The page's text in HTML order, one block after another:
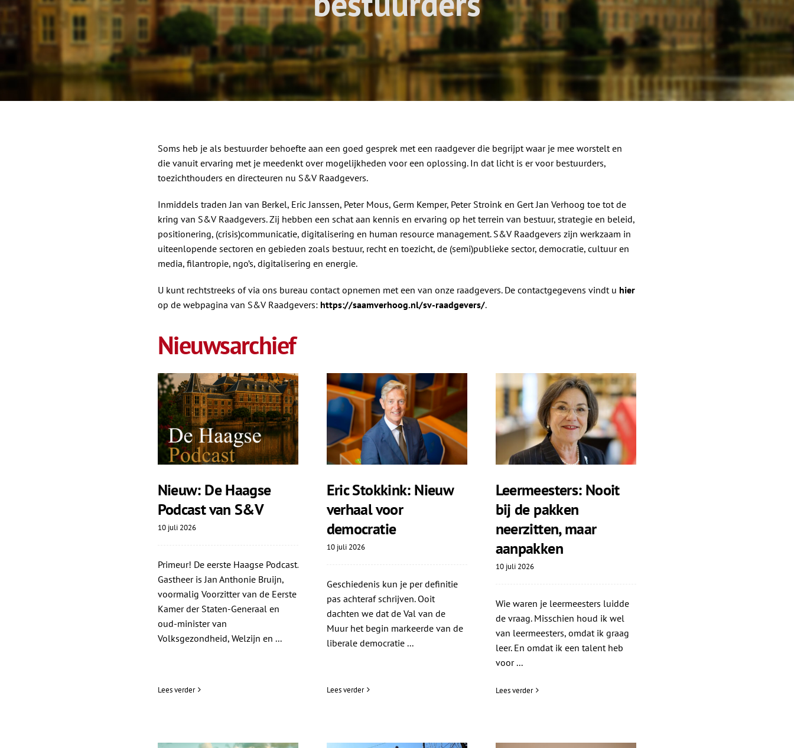
Soms heb je als bestuurder behoefte aan een goed gesprek met een raadgever die begrijpt waar je mee worstelt en
die vanuit ervaring met je meedenkt over mogelijkheden voor een oplossing. In dat licht is er voor bestuurders,
toezichthouders en directeuren nu S&V Raadgevers.
Inmiddels traden Jan van Berkel, Eric Janssen, Peter Mous, Germ Kemper, Peter Stroink en Gert Jan Verhoog toe tot de
kring van S&V Raadgevers. Zij hebben een schat aan kennis en ervaring op het terrein van bestuur, strategie en beleid,
positionering, (crisis)communicatie, digitalisering en human resource management. S&V Raadgevers zijn werkzaam in
uiteenlopende sectoren en gebieden zoals bestuur, recht en toezicht, de (semi)publieke sector, democratie, cultuur en
media, filantropie, ngo’s, digitalisering en energie.
U kunt rechtstreeks of via ons bureau contact opnemen met een van onze raadgevers. De contactgegevens vindt u hier
op de webpagina van S&V Raadgevers: https://saamverhoog.nl/sv-raadgevers/.
Nieuwsarchief
Nieuw: De Haagse
Podcast van S&V
10 juli 2026
Primeur! De eerste Haagse Podcast.
Gastheer is Jan Anthonie Bruijn,
voormalig Voorzitter van de Eerste
Kamer der Staten-Generaal en
oud-minister van
Volksgezondheid, Welzijn en ...
Lees verder
Eric Stokkink: Nieuw
verhaal voor
democratie
10 juli 2026
Geschiedenis kun je per definitie
pas achteraf schrijven. Ooit
dachten we dat de Val van de
Muur het begin markeerde van de
liberale democratie ...
Lees verder
Leermeesters: Nooit
bij de pakken
neerzitten, maar
aanpakken
10 juli 2026
Wie waren je leermeesters luidde
de vraag. Misschien houd ik wel
van leermeesters, omdat ik graag
leer. En omdat ik een talent heb
voor ...
Lees verder